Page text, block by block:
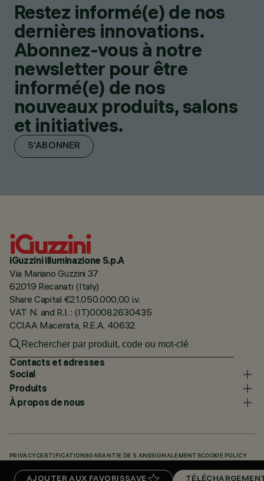
Restez informé(e) de nos
dernières innovations.
Abonnez-vous à notre
newsletter pour être
informé(e) de nos
nouveaux produits, salons
et initiatives.
S'ABONNER
iGuzzini illuminazione S.p.A
Via Mariano Guzzini 37
62019 Recanati (Italy)
Share Capital €21.050.000,00 i.v.
VAT N. and R.I. : (IT)00082630435
CCIAA Macerata, R.E.A. 40632
Contacts et adresses
Social
Produits
À propos de nous
PRIVACY CERTIFICATIONSGARANTIE DE 5 ANSSIGNALEMENTSCOOKIE POLICY